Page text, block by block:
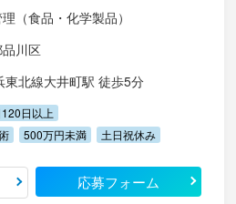
（食品・化学製品）
川区
東北線大井町駅 徒歩5分
日以上
500万円未満 土日祝休み
応募フォーム